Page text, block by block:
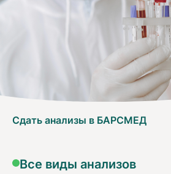
Сдать анализы в БАРСМЕД
Все виды анализов